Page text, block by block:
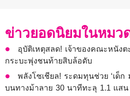
ข่าวยอดนิยมในหมว
อุบัติเหตุสลด! เจ้าของคณะหนังต
กระบะพุ่งชนท้ายสิบล้อดับ
พลังโซเชียล! ระดมทุนช่วย ‘เด็ก
บนทางม้าลาย 30 นาทีทะลุ 1.1 แสน